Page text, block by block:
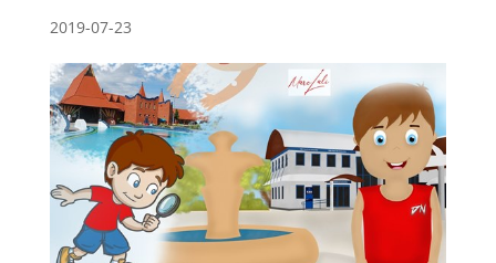
2019-07-23